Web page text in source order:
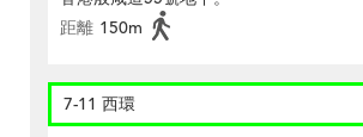
距離 150m
7-11 西環